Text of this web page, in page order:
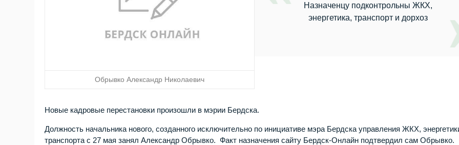
Обрывко Александр Николаевич
Назначенцу подконтрольны ЖКХ,
энергетика, транспорт и дорхоз
Новые кадровые перестановки произошли в мэрии Бердска.
Должность начальника нового, созданного исключительно по инициативе мэра Бердска управления ЖКХ,
транспорта с 27 мая занял Александр Обрывко. Факт назначения сайту Бердск-Онлайн подтвердил сам Обрывко.